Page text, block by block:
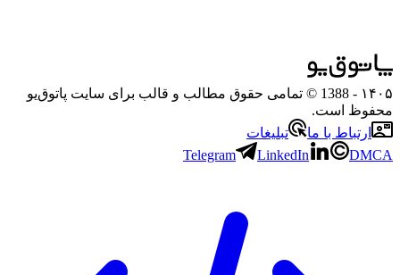
۱۴۰۵
- 1388 © تمامی حقوق مطالب و قالب برای سایت پاتوق‌یو
محفوظ است.
ارتباط با ما
تبلیغات
Telegram
LinkedIn DMCA